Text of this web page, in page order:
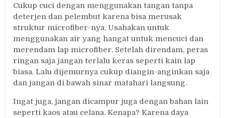
Cukup cuci dengan menggunakan tangan tanpa
deterjen dan pelembut karena bisa merusak
struktur microfiber-nya. Usahakan untuk
menggunakan air yang hangat untuk mencuci dan
merendam lap microfiber. Setelah direndam, peras
ringan saja jangan terlalu keras seperti kain lap
biasa. Lalu dijemurnya cukup diangin-anginkan saja
dan jangan di bawah sinar matahari langsung.
Ingat juga, jangan dicampur juga dengan bahan lain
seperti kaos atau celana. Kenapa? Karena daya